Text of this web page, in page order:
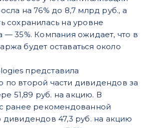
на 76% до 8,7 млрд руб., а
сохранилась на уровне
— 35%. Компания ожидает, что в
будет оставаться около
представила
второй части дивидендов за
51,89 руб. на акцию. В
ранее рекомендованной
дивидендов 47,3 руб. на акцию